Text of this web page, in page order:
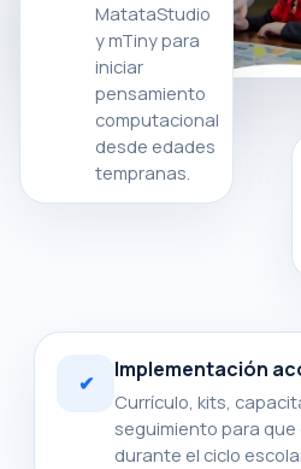
MatataStudio
y mTiny para
iniciar
pensamiento
computacional
desde edades
tempranas.
✔
Implementación
Currículo, kits,
seguimiento para que
durante el ciclo